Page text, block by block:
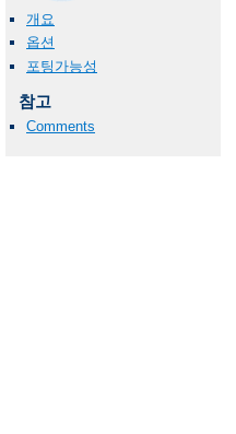
개요
옵션
포팅가능성
참고
Comments